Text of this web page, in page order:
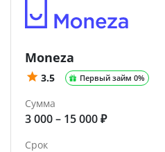
Moneza
3.5 Первый займ 0%
Сумма
3 000 – 15 000 ₽
Срок